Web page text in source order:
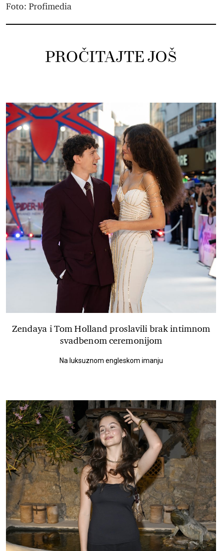
Foto: Profimedia
PROČITAJTE JOŠ
Zendaya i Tom Holland proslavili brak intimnom
svadbenom ceremonijom
Na luksuznom engleskom imanju